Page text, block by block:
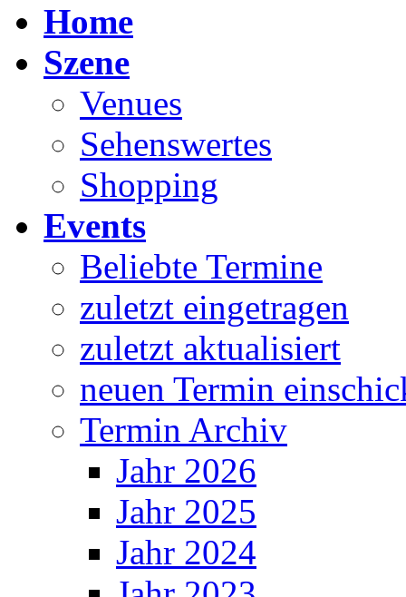
Home
Szene
Venues
Sehenswertes
Shopping
Events
Beliebte Termine
zuletzt eingetragen
zuletzt aktualisiert
neuen Termin
Termin Archiv
Jahr 2026
Jahr 2025
Jahr 2024